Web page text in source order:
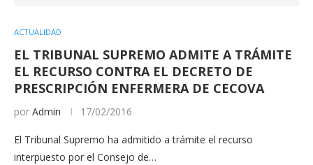
ACTUALIDAD
EL TRIBUNAL SUPREMO ADMITE A TRÁMITE
EL RECURSO CONTRA EL DECRETO DE
PRESCRIPCIÓN ENFERMERA DE CECOVA
por Admin 17/02/2016
El Tribunal Supremo ha admitido a trámite el recurso
interpuesto por el Consejo de…